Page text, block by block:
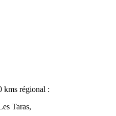
kms régional :
Taras,